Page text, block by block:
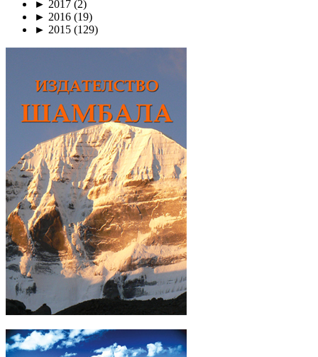
► 2017 (2)
► 2016 (19)
► 2015 (129)